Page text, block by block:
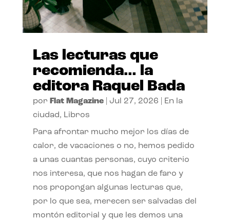
Las lecturas que
recomienda… la
editora Raquel Bada
por Flat Magazine| Jul 27, 2026
En la
ciudad, Libros
Para afrontar mucho mejor los días de
calor, de vacaciones o no, hemos pedido
a unas cuantas personas, cuyo criterio
nos interesa, que nos hagan de faro y
nos propongan algunas lecturas que,
por lo que sea, merecen ser salvadas del
montón editorial y que les demos una